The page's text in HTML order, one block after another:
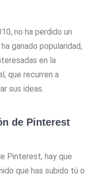
no ha perdido un
ganado popularidad,
en la
que recurren a
sus ideas.
de Pinterest
Pinterest, hay que
que has subido tú o